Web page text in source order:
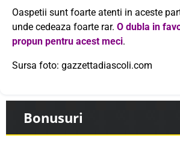
Oaspetii sunt foarte atenti in aceste
unde cedeaza foarte rar. O dubla in
propun pentru acest meci.
Sursa foto: gazzettadiascoli.com
Bonusuri